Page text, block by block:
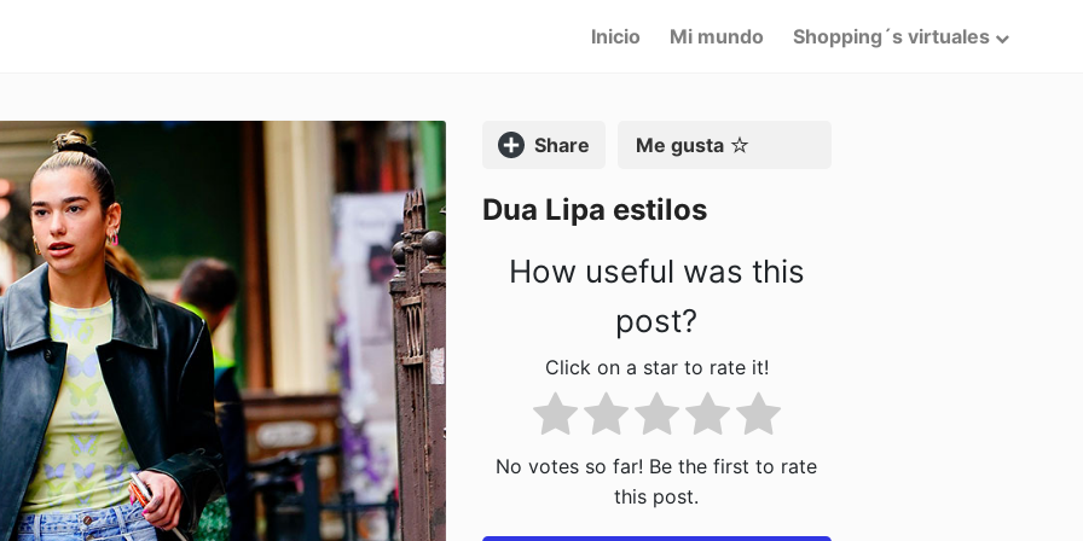
Inicio Mi mundo Shopping´s virtuales
Compartir Me gusta
Dua Lipa estilos
How useful was this
post?
Click on a star to rate it!
No votes so far! Be the first to rate
this post.